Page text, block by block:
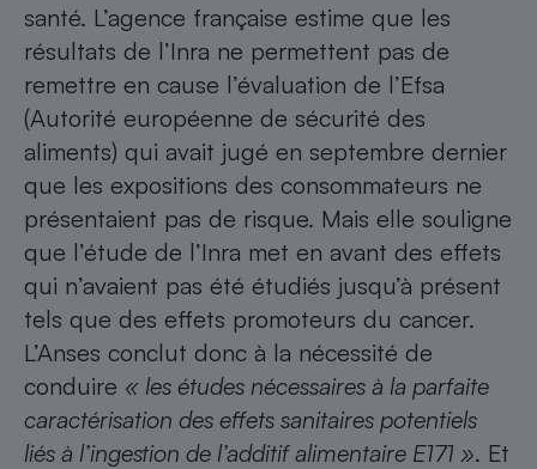
santé. L’agence française estime que les
résultats de l’Inra ne permettent pas de
remettre en cause l’évaluation de l’Efsa
(Autorité européenne de sécurité des
aliments) qui avait jugé en septembre dernier
que les expositions des consommateurs ne
présentaient pas de risque. Mais elle souligne
que l’étude de l’Inra met en avant des effets
qui n’avaient pas été étudiés jusqu’à présent
tels que des effets promoteurs du cancer.
L’Anses conclut donc à la nécessité de
conduire « les études nécessaires à la parfaite
caractérisation des effets sanitaires potentiels
liés à l’ingestion de l’additif alimentaire E171 ». Et
Climatiseur -
Ventilateur
Cafetière à expressos
Climatiseur -
Ventilateur